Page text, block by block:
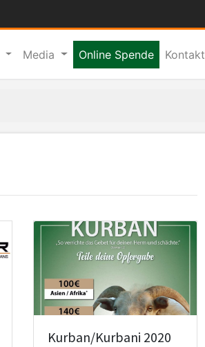
Media Online Spende Kontakt
Kurban/Kurbani 2020